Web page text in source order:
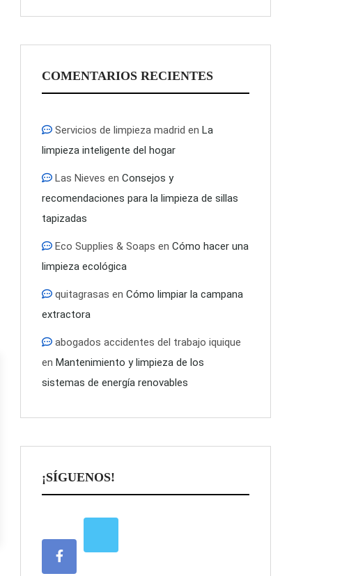
COMENTARIOS RECIENTES
Servicios de limpieza madrid en La
limpieza inteligente del hogar
Las Nieves en Consejos y
recomendaciones para la limpieza de sillas
tapizadas
Eco Supplies & Soaps en Cómo hacer una
limpieza ecológica
quitagrasas en Cómo limpiar la campana
extractora
abogados accidentes del trabajo iquique
en Mantenimiento y limpieza de los
sistemas de energía renovables
¡SÍGUENOS!